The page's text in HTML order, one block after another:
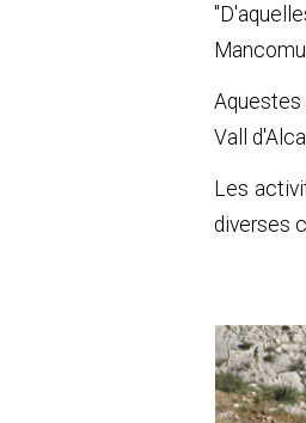
Aquestes
Vall
Les
diverses